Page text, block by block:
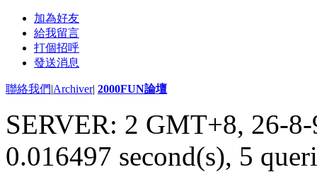
加為好友
給我留言
打個招呼
發送消息
聯絡我們|Archiver| 2000FUN論壇
SERVER: 2 GMT+8, 26-
0.016497 second(s), 5